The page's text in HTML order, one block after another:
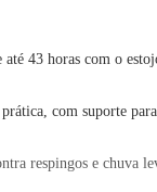
43 horas com o
com suporte
respingos e chuva